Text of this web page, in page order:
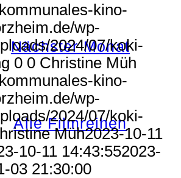
Nächster Monat
Alle Filmreihen
kino-
wp-
2024/07/koki-
0 0 Christine Müh
kino-
wp-
2024/07/koki-
Müh2023-10-11
10-11 14:43:552023-
03 21:30:00